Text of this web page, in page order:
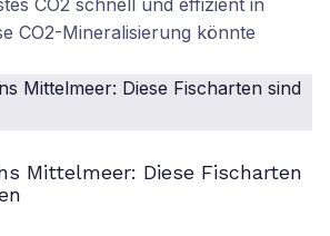
CO2 schnell und effizient in
CO2-Mineralisierung könnte
Mittelmeer: Diese Fischarten